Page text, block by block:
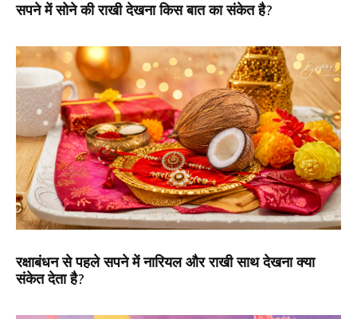
सपने में सोने की राखी देखना किस बात का संकेत है?
रक्षाबंधन से पहले सपने में नारियल और राखी साथ देखना क्या
संकेत देता है?